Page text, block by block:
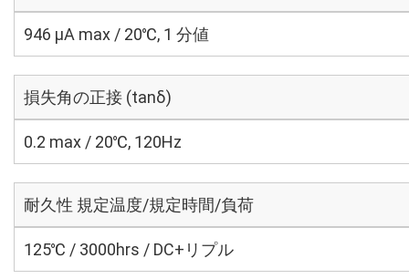
946 μA max / 20℃, 1 分値
損失角の正接 (tanδ)
0.2 max / 20℃, 120Hz
耐久性 規定温度/規定時間/負荷
125℃ / 3000hrs / DC+リプル